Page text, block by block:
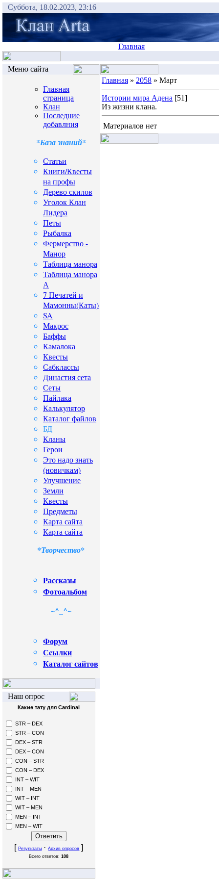
Суббота, 18.02.2023, 23:16
Главная
Меню сайта
Главная
страница
Клан
Последние
добавлния
*База знаний*
Статьи
Книги/Квесты
на профы
Дерево скилов
Уголок Клан
Лидера
Петы
Рыбалка
Фермерство -
Манор
Таблица манора
Таблица манора
А
7 Печатей и
Мамонны(Каты)
SA
Макрос
Баффы
Камалока
Квесты
Сабклассы
Династия сета
Сеты
Пайлака
Калькулятор
Каталог файлов
БД
Кланы
Герои
Это надо знать
(новичкам)
Улучшение
Земли
Квесты
Предметы
Карта сайта
Карта сайта
*Творчество*
Рассказы
Фотоальбом
~^_^~
Форум
Сcылки
Каталог сайтов
Наш опрос
Какие тату для Cardinal
STR – DEX
STR – CON
DEX – STR
DEX – CON
CON – STR
CON – DEX
INT – WIT
INT – MEN
WIT – INT
WIT – MEN
MEN – INT
MEN – WIT
[Результаты ·Архив опросов ]
Всего ответов:108
Главная » 2058 » Март
Истории мира Адена [51]
Из жизни клана.
Материалов нет